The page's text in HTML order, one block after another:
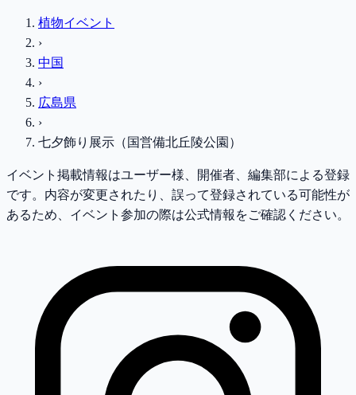
植物イベント
›
中国
›
広島県
›
七夕飾り展示（国営備北丘陵公園）
イベント掲載情報はユーザー様、開催者、編集部による登録
です。内容が変更されたり、誤って登録されている可能性が
あるため、イベント参加の際は公式情報をご確認ください。